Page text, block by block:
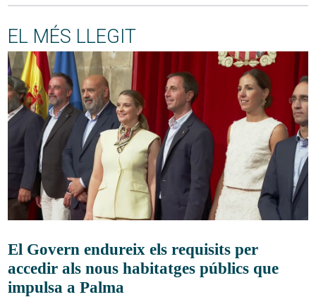
EL MÉS LLEGIT
El Govern endureix els requisits per
accedir als nous habitatges públics que
impulsa a Palma